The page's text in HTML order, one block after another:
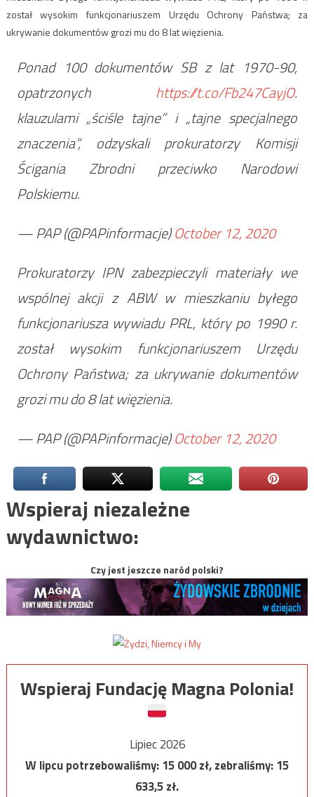
został wysokim funkcjonariuszem Urzędu Ochrony Państwa; za
ukrywanie dokumentów grozi mu do 8 lat więzienia.
Ponad 100 dokumentów SB z lat 1970-90,
opatrzonych https://t.co/Fb247CayjO.
klauzulami „ściśle tajne” i „tajne specjalnego
znaczenia”, odzyskali prokuratorzy Komisji
Ścigania Zbrodni przeciwko Narodowi
Polskiemu.
— PAP (@PAPinformacje)October 12, 2020
Prokuratorzy IPN zabezpieczyli materiały we
wspólnej akcji z ABW w mieszkaniu byłego
funkcjonariusza wywiadu PRL, który po 1990 r.
został wysokim funkcjonariuszem Urzędu
Ochrony Państwa; za ukrywanie dokumentów
grozi mu do 8 lat więzienia.
— PAP (@PAPinformacje)October 12, 2020
Wspieraj niezależne
wydawnictwo:
Czy jest jeszcze naród polski?
Wspieraj Fundację Magna Polonia!
Lipiec 2026
W lipcu potrzebowaliśmy:15 000zł, zebraliśmy:15
633,5zł.